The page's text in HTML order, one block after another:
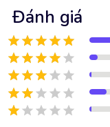
Đánh giá